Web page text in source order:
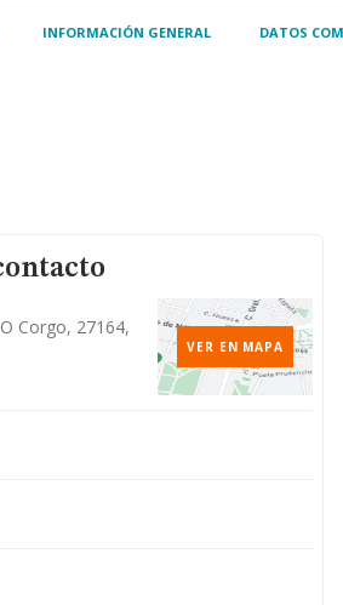
INFORMACIÓN GENERAL DATOS
Corgo, 27164,
VER EN MAPA